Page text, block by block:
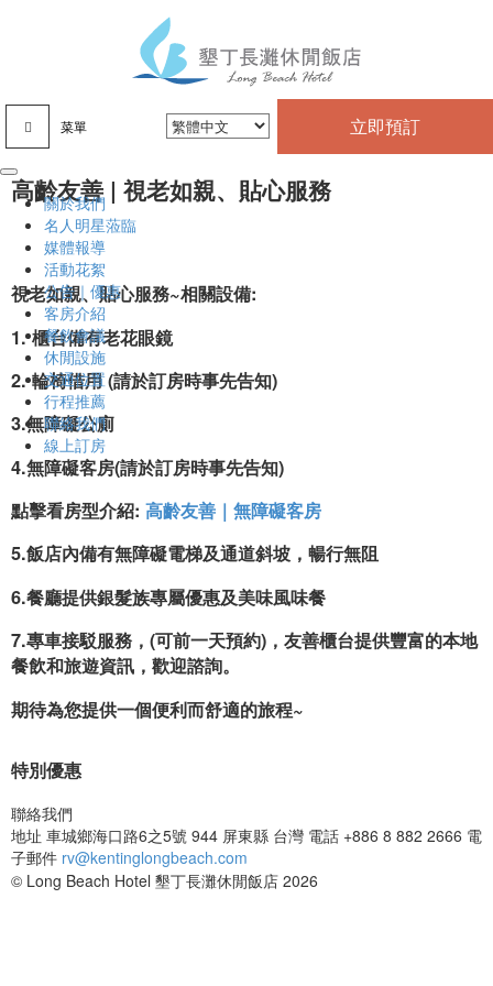
菜單 立即預訂
關於我們
名人明星蒞臨
媒體報導
活動花絮
公告｜優惠
客房介紹
餐飲會議
休閒設施
交通位置
行程推薦
聯絡我們
線上訂房
高齡友善 | 視老如親、貼心服務
視老如親、貼心服務~相關設備:
1. 櫃台備有老花眼鏡
2. 輪椅借用 (請於訂房時事先告知)
3.無障礙公廁
4.無障礙客房(請於訂房時事先告知)
點擊看房型介紹: 高齡友善｜無障礙客房
5.飯店內備有無障礙電梯及通道斜坡，暢行無阻
6.餐廳提供銀髮族專屬優惠及美味風味餐
7.專車接駁服務，(可前一天預約)，友善櫃台提供豐富的本地
餐飲和旅遊資訊，歡迎諮詢。
期待為您提供一個便利而舒適的旅程~
特別優惠
聯絡我們
地址 車城鄉海口路6之5號 944 屏東縣 台灣 電話 +886 8 882 2666 電
子郵件 rv@kentinglongbeach.com
© Long Beach Hotel 墾丁長灘休閒飯店 2026